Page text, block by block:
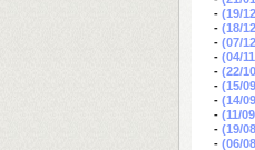
- (19/
- (18/
- (07/
- (04/
- (22/
- (15/
- (14/
- (11/
- (19/
- (06/